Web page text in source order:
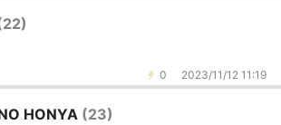
0 2023/11/12 11:19
HONYA (23)